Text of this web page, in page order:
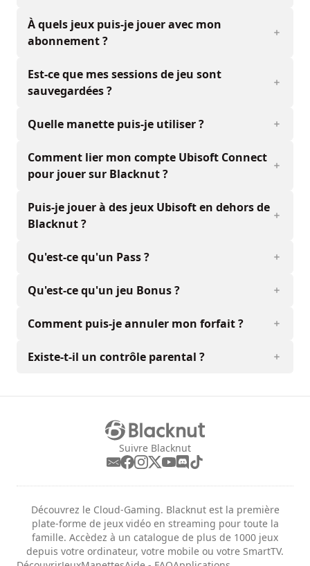
À quels jeux puis-je jouer avec mon
abonnement ?
Est-ce que mes sessions de jeu sont
sauvegardées ?
Quelle manette puis-je utiliser ?
Comment lier mon compte Ubisoft Connect
pour jouer sur Blacknut ?
Puis-je jouer à des jeux Ubisoft en dehors de
Blacknut ?
Qu'est-ce qu'un Pass ?
Qu'est-ce qu'un jeu Bonus ?
Comment puis-je annuler mon forfait ?
Existe-t-il un contrôle parental ?
Suivre Blacknut
Découvrez le Cloud-Gaming. Blacknut est la première
plate-forme de jeux vidéo en streaming pour toute la
famille. Accèdez à un catalogue de plus de 1000 jeux
depuis votre ordinateur, votre mobile ou votre SmartTV.